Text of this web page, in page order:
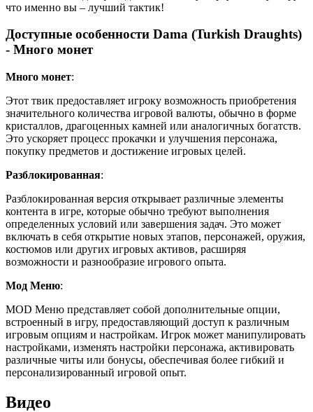
что именно вы – лучший тактик!
Доступные особенности Dama (Turkish Draughts)
- Много монет
Много монет:
Этот твик предоставляет игроку возможность приобретения
значительного количества игровой валюты, обычно в форме
кристаллов, драгоценных камней или аналогичных богатств.
Это ускоряет процесс прокачки и улучшения персонажа,
покупку предметов и достижение игровых целей.
Разблокированная:
Разблокированная версия открывает различные элементы
контента в игре, которые обычно требуют выполнения
определенных условий или завершения задач. Это может
включать в себя открытие новых этапов, персонажей, оружия,
костюмов или других игровых активов, расширяя
возможности и разнообразие игрового опыта.
Мод Меню:
MOD Меню представляет собой дополнительные опции,
встроенный в игру, предоставляющий доступ к различным
игровым опциям и настройкам. Игрок может манипулировать
настройками, изменять настройки персонажа, активировать
различные читы или бонусы, обеспечивая более гибкий и
персонализированный игровой опыт.
Видео